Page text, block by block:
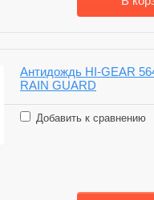
Антидождь HI-GEAR
RAIN GUARD
Добавить к сравнению